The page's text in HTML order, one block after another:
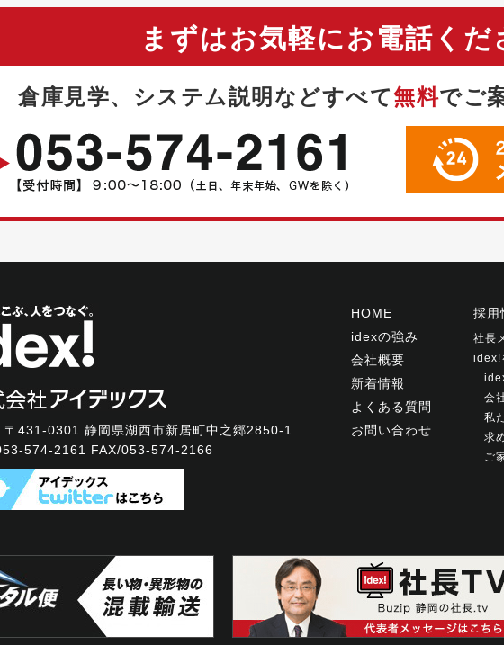
まずはお気軽にお電話くだ
倉庫見学、システム説明などすべて無料でご
〒431-0301 静岡県湖西市新居町中之郷2850-1
574-2161 FAX/053-574-2166
HOME
idexの強み
会社概要
新着情報
よくある質問
お問い合わせ
採用
社長
idex!
会
私
求
ご